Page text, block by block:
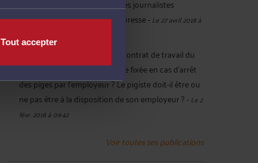
Tout accepter
l'indemnité de licenciement des journalistes
employés par les agences de presse-Le 27 avril 2018 à
A quelle date la résiliation du contrat de travail du
journaliste pigiste doit-elle être fixée en cas d'arrêt
des piges par l'employeur ? Le pigiste doit-il être ou
ne pas être à la disposition de son employeur ?-Le 2
févr. 2018 à 09:42
Voir toutes ses publications